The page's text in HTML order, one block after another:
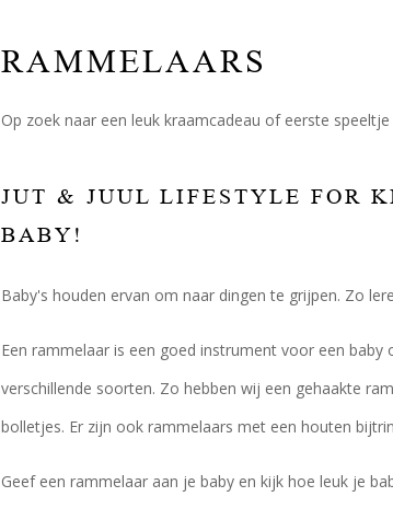
RAMMELAARS
Op zoek naar een leuk kraamcadeau of eerste
JUT & JUUL LIFESTYLE FOR
BABY!
Baby's houden ervan om naar dingen te grijpen. Zo
Een rammelaar is een goed instrument voor een
verschillende soorten. Zo hebben wij een gehaakte
bolletjes. Er zijn ook rammelaars met een houten
Geef een rammelaar aan je baby en kijk hoe leuk je